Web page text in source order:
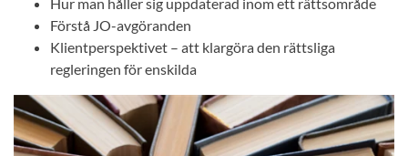
Förstå JO-avgöranden
Klientperspektivet – att klargöra den rättsliga
regleringen för enskilda